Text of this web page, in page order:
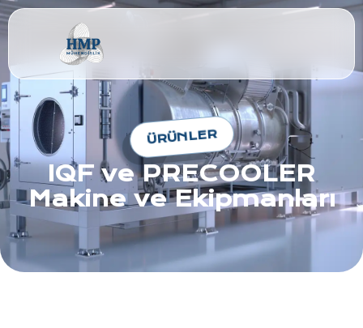
ÜRÜNLER
IQF ve PRECOOLER
Makine ve Ekipmanları